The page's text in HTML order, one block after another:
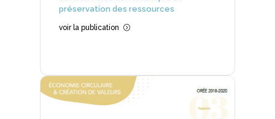
préservation des ressources
voir la publication =